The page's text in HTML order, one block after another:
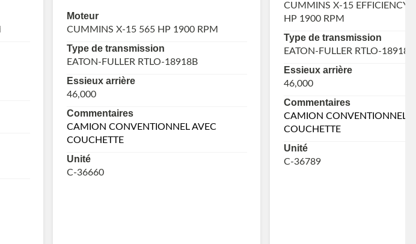
Moteur
CUMMINS X-15 565 HP 1900 RPM
Type de transmission
EATON-FULLER RTLO-18918B
Essieux arrière
46,000
Commentaires
CAMION CONVENTIONNEL AVEC
COUCHETTE
Unité
C-36660
CUMMINS X-15 EFFICIENCY
HP 1900 RPM
Type de transmission
EATON-FULLER RTLO-18918B
Essieux arrière
46,000
Commentaires
CAMION CONVENTIONNEL
COUCHETTE
Unité
C-36789